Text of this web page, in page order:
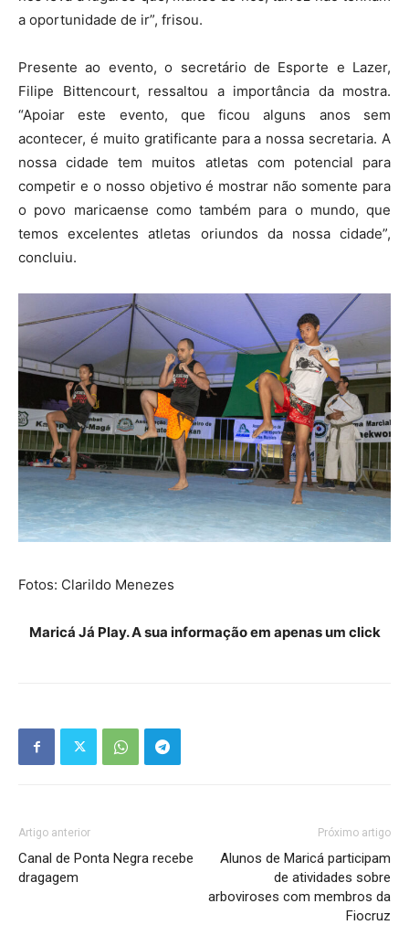
a oportunidade de ir”, frisou.
Presente ao evento, o secretário de Esporte e Lazer,
Filipe Bittencourt, ressaltou a importância da mostra.
“Apoiar este evento, que ficou alguns anos sem
acontecer, é muito gratificante para a nossa secretaria. A
nossa cidade tem muitos atletas com potencial para
competir e o nosso objetivo é mostrar não somente para
o povo maricaense como também para o mundo, que
temos excelentes atletas oriundos da nossa cidade”,
concluiu.
Fotos: Clarildo Menezes
Maricá Já Play. A sua informação em apenas um click
Artigo anterior
Canal de Ponta Negra recebe
dragagem
Próximo artigo
Alunos de Maricá participam
de atividades sobre
arboviroses com membros da
Fiocruz